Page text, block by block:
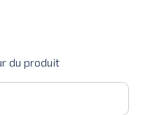
du produit